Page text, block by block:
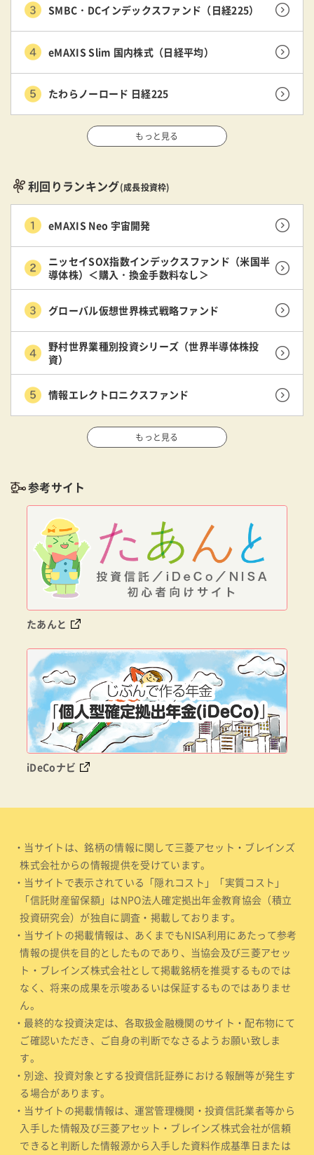
SMBC・DCインデックスファンド（日経225）
eMAXIS Slim 国内株式（日経平均）
たわらノーロード 日経225
もっと見る
利回りランキング(成長投資枠)
eMAXIS Neo 宇宙開発
ニッセイSOX指数インデックスファンド（米国半
導体株）＜購入・換金手数料なし＞
グローバル仮想世界株式戦略ファンド
野村世界業種別投資シリーズ（世界半導体株投
資）
情報エレクトロニクスファンド
もっと見る
参考サイト
たあんと
iDeCoナビ
・当サイトは、銘柄の情報に関して三菱アセット・ブレインズ
株式会社からの情報提供を受けています。
・当サイトで表示されている「隠れコスト」「実質コスト」
「信託財産留保額」はNPO法人確定拠出年金教育協会（積立
投資研究会）が独自に調査・掲載しております。
・当サイトの掲載情報は、あくまでもNISA利用にあたって参考
情報の提供を目的としたものであり、当協会及び三菱アセッ
ト・ブレインズ株式会社として掲載銘柄を推奨するものでは
なく、将来の成果を示唆あるいは保証するものではありませ
ん。
・最終的な投資決定は、各取扱金融機関のサイト・配布物にて
ご確認いただき、ご自身の判断でなさるようお願い致しま
す。
・別途、投資対象とする投資信託証券における報酬等が発生す
る場合があります。
・当サイトの掲載情報は、運営管理機関・投資信託業者等から
入手した情報及び三菱アセット・ブレインズ株式会社が信頼
できると判断した情報源から入手した資料作成基準日または